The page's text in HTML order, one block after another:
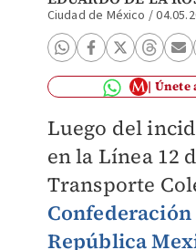
Ciudad de México /
Únete
Luego del
en la Línea 12
Transporte
República